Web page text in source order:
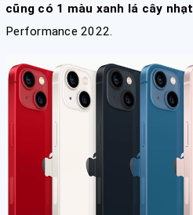
cũng có 1 màu xanh lá cây nhạt
Performance 2022.